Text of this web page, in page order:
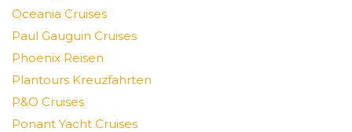
Oceania Cruises
Paul Gauguin Cruises
Phoenix Reisen
Plantours Kreuzfahrten
P&O Cruises
Ponant Yacht Cruises